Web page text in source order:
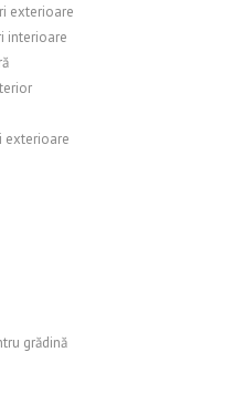
exterioare
interioare
exterioare
grădină